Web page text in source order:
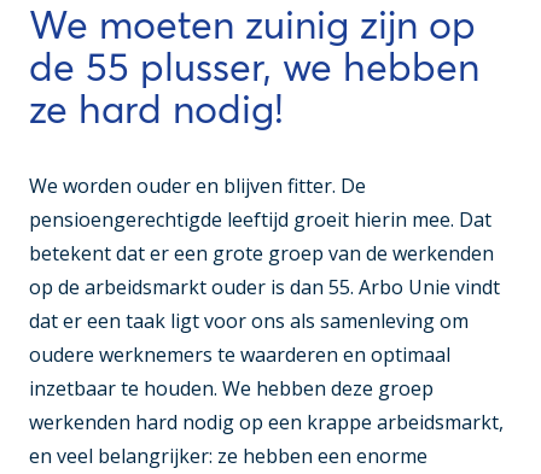
We moeten zuinig zijn op
de 55 plusser, we hebben
ze hard nodig!
We worden ouder en blijven fitter. De
pensioengerechtigde leeftijd groeit hierin mee. Dat
betekent dat er een grote groep van de werkenden
op de arbeidsmarkt ouder is dan 55. Arbo Unie vindt
dat er een taak ligt voor ons als samenleving om
oudere werknemers te waarderen en optimaal
inzetbaar te houden. We hebben deze groep
werkenden hard nodig op een krappe arbeidsmarkt,
en veel belangrijker: ze hebben een enorme